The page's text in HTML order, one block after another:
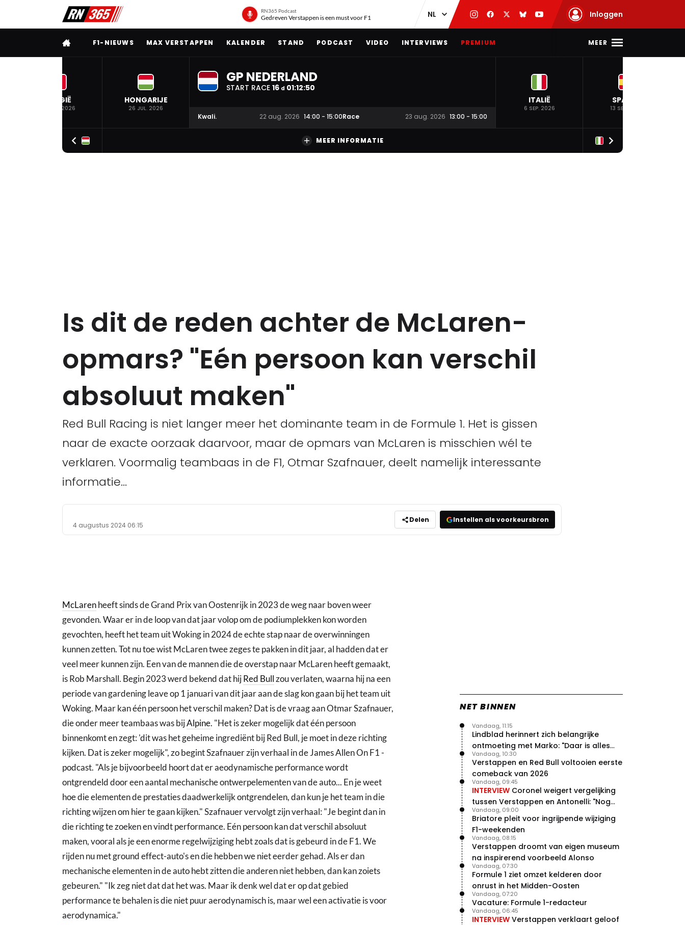
RN365 Podcast
Gedreven Verstappen is een must voor F1 Inloggen
VOLLEDIG MENU
F1-NIEUWS MAX VERSTAPPEN KALENDER STAND PODCAST VIDEO INTERVIEWS PREMIUM MEER
BELGIË
19 JUL. 2026
HONGARIJE
26 JUL. 2026
GP NEDERLAND
START RACE 16 d 01:12:49
Kwali. 22 aug. 2026 14:00 - 15:00Race 23 aug. 2026 13:00 - 15:00
ITALIË
6 SEP. 2026
SPANJE
13 SEP. 2026
MEER INFORMATIE
Is dit de reden achter de McLaren-
opmars? "Eén persoon kan verschil
absoluut maken"
Red Bull Racing is niet langer meer het dominante team in de Formule 1. Het is gissen
naar de exacte oorzaak daarvoor, maar de opmars van McLaren is misschien wél te
verklaren. Voormalig teambaas in de F1, Otmar Szafnauer, deelt namelijk interessante
informatie...
4 augustus 2024 06:15
Delen Instellen als voorkeursbron
McLarenheeft sinds de Grand Prix van Oostenrijk in 2023 de weg naar boven weer
gevonden. Waar er in de loop van dat jaar volop om de podiumplekken kon worden
gevochten, heeft het team uit Woking in 2024 de echte stap naar de overwinningen
kunnen zetten. Tot nu toe wist McLaren twee zeges te pakken in dit jaar, al hadden dat er
veel meer kunnen zijn. Een van de mannen die de overstap naar McLaren heeft gemaakt,
is Rob Marshall. Begin 2023 werd bekend dat hijRed Bullzou verlaten, waarna hij na een
periode van gardening leave op 1 januari van dit jaar aan de slag kon gaan bij het team uit
Woking. Maar kan één persoon het verschil maken? Dat is de vraag aan Otmar Szafnauer,
die onder meer teambaas was bijAlpine. "Het is zeker mogelijk dat één persoon
binnenkomt en zegt: 'dit was het geheime ingrediënt bij Red Bull, je moet in deze richting
kijken. Dat is zeker mogelijk", zo begint Szafnauer zijn verhaal in de James Allen On F1 -
podcast. "Als je bijvoorbeeld hoort dat er aeodynamische performance wordt
ontgrendeld door een aantal mechanische ontwerpelementen van de auto... En je weet
hoe die elementen de prestaties daadwerkelijk ontgrendelen, dan kun je het team in die
richting wijzen om hier te gaan kijken." Szafnauer vervolgt zijn verhaal: "Je begint dan in
die richting te zoeken en vindt performance. Eén persoon kan dat verschil absoluut
maken, vooral als je een enorme regelwijziging hebt zoals dat is gebeurd in de F1. We
rijden nu met ground effect-auto's en die hebben we niet eerder gehad. Als er dan
mechanische elementen in de auto hebt zitten die anderen niet hebben, dan kan zoiets
gebeuren." "Ik zeg niet dat dat het was. Maar ik denk wel dat er op dat gebied
performance te behalen is die niet puur aerodynamisch is, maar wel een activatie is voor
aerodynamica."
NET BINNEN
Lindblad herinnert zich belangrijke
ontmoeting met Marko: "Daar is alles
echt begonnen"
Vandaag, 11:15
Verstappen en Red Bull voltooien eerste
comeback van 2026
Vandaag, 10:30
INTERVIEW Coronel weigert vergelijking
tussen Verstappen en Antonelli: "Nog
niet dat niveau"
Vandaag, 09:45
Briatore pleit voor ingrijpende wijziging
F1-weekenden
Vandaag, 09:00
Verstappen droomt van eigen museum
na inspirerend voorbeeld Alonso
Vandaag, 08:15
Formule 1 ziet omzet kelderen door
onrust in het Midden-Oosten
Vandaag, 07:30
Vacature: Formule 1-redacteur
Vandaag, 07:20
INTERVIEW Verstappen verklaart geloof
Vandaag, 06:45